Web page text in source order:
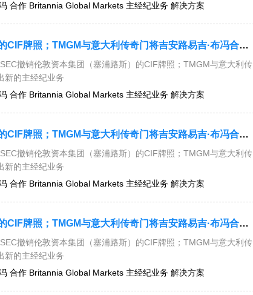
合作 Britannia Global Markets 主经纪业务 解决方案
今日要闻：CySEC撤销伦敦资本集团（塞浦路斯）的CIF牌照；TMGM与意大利传奇门将吉安路易吉·布冯合作；Britannia Global Markets推出新的主经纪业务解决方案....
撤销伦敦资本集团（塞浦路斯）的CIF牌照；TMGM与意大利传
新的主经纪业务
合作 Britannia Global Markets 主经纪业务 解决方案
今日要闻：CySEC撤销伦敦资本集团（塞浦路斯）的CIF牌照；TMGM与意大利传奇门将吉安路易吉·布冯合作；Britannia Global Markets推出新的主经纪业务解决方案....
撤销伦敦资本集团（塞浦路斯）的CIF牌照；TMGM与意大利传
新的主经纪业务
合作 Britannia Global Markets 主经纪业务 解决方案
今日要闻：CySEC撤销伦敦资本集团（塞浦路斯）的CIF牌照；TMGM与意大利传奇门将吉安路易吉·布冯合作；Britannia Global Markets推出新的主经纪业务解决方案....
撤销伦敦资本集团（塞浦路斯）的CIF牌照；TMGM与意大利传
新的主经纪业务
合作 Britannia Global Markets 主经纪业务 解决方案